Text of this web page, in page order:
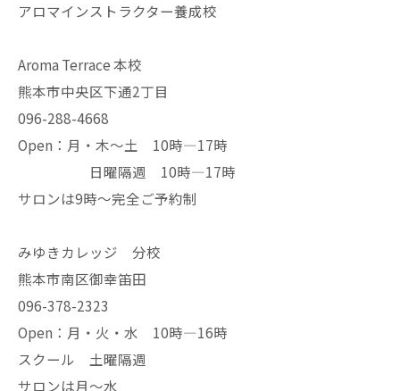
アロマインストラクター養成校
Aroma Terrace 本校
熊本市中央区下通2丁目
096-288-4668
Open：月・木〜土 10時—17時
日曜隔週 10時—17時
サロンは9時〜完全ご予約制
みゆきカレッジ 分校
熊本市南区御幸笛田
096-378-2323
Open：月・火・水 10時—16時
スクール 土曜隔週
サロンは月〜水